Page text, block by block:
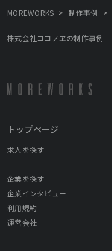
MOREWORKS > 制作事例 >
株式会社ココノヱの制作事例
トップページ
求人を探す
企業を探す
企業インタビュー
利用規約
運営会社